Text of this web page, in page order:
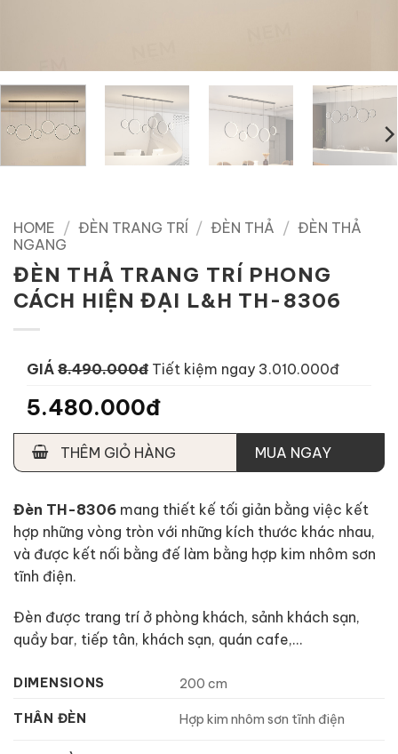
HOME / ĐÈN TRANG TRÍ / ĐÈN THẢ / ĐÈN THẢ
NGANG
ĐÈN THẢ TRANG TRÍ PHONG
CÁCH HIỆN ĐẠI L&H TH-8306
GIÁ 8.490.000đ Tiết kiệm ngay 3.010.000đ
5.480.000đ
THÊM GIỎ HÀNG MUA NGAY
Đèn TH-8306 mang thiết kế tối giản bằng việc kết
hợp những vòng tròn với những kích thước khác nhau,
và được kết nối bằng đế làm bằng hợp kim nhôm sơn
tĩnh điện.
Đèn được trang trí ở phòng khách, sảnh khách sạn,
quầy bar, tiếp tân, khách sạn, quán cafe,…
DIMENSIONS 200 cm
THÂN ĐÈN Hợp kim nhôm sơn tĩnh điện